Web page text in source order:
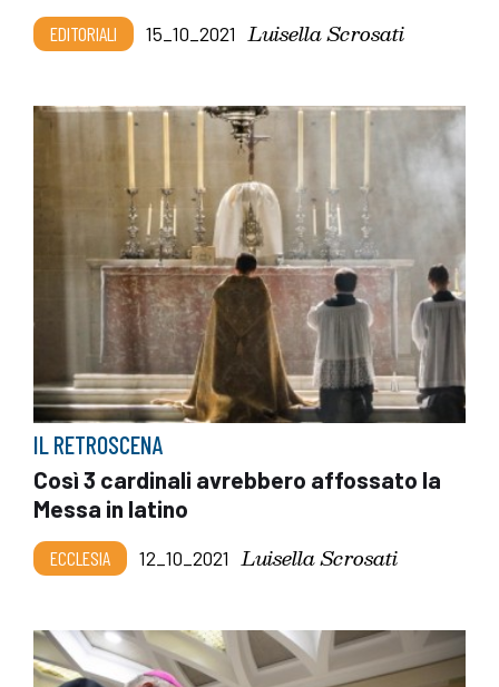
EDITORIALI 15_10_2021 Luisella Scrosati
IL RETROSCENA
Così 3 cardinali avrebbero affossato la
Messa in latino
ECCLESIA 12_10_2021 Luisella Scrosati